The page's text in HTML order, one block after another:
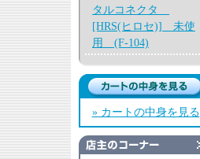
タルコネクタ
[HRS(ヒロセ)] 未使
用 (F-104)
» カートの中身を見る